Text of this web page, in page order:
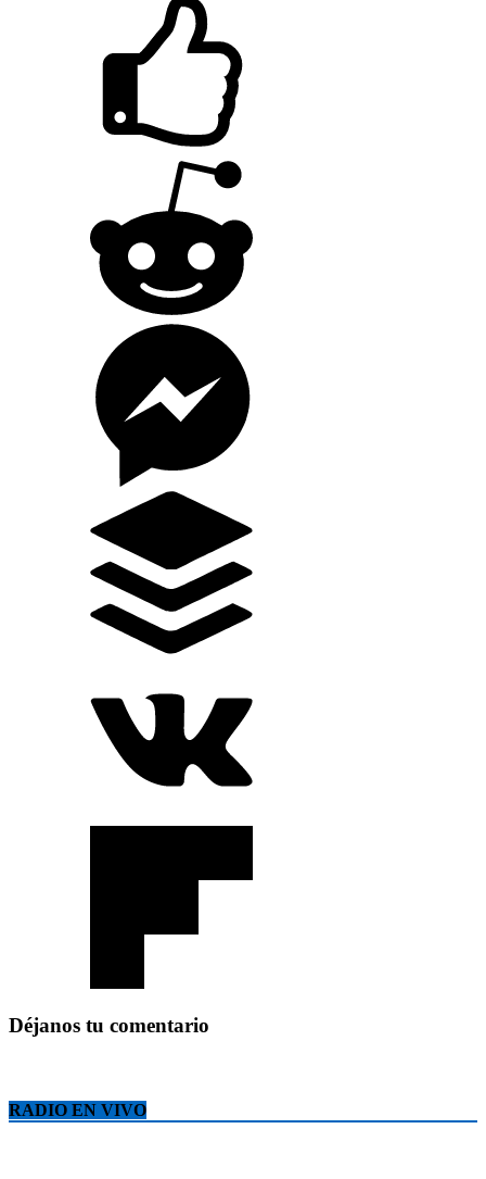
Déjanos tu comentario
RADIO EN VIVO